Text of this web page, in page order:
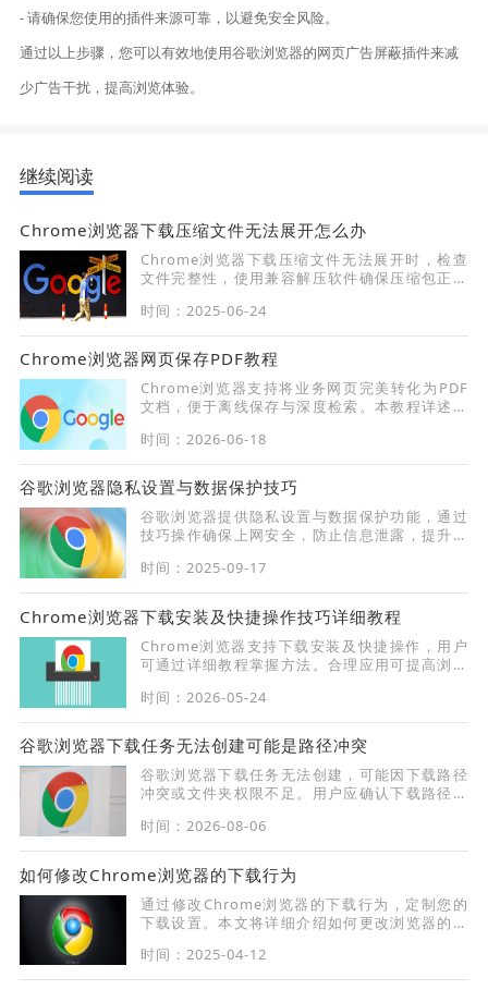
- 请确保您使用的插件来源可靠，以避免安全风险。
通过以上步骤，您可以有效地使用谷歌浏览器的网页广告屏蔽插件来减
少广告干扰，提高浏览体验。
继续阅读
Chrome浏览器下载压缩文件无法展开怎么办
Chrome浏览器下载压缩文件无法展开时，检查
文件完整性，使用兼容解压软件确保压缩包正确
时间：2025-06-24
Chrome浏览器网页保存PDF教程
Chrome浏览器支持将业务网页完美转化为PDF
文档，便于离线保存与深度检索。本教程详述如
资料的本地化高效归档，确保随时可调用。
时间：2026-06-18
谷歌浏览器隐私设置与数据保护技巧
谷歌浏览器提供隐私设置与数据保护功能，通过
技巧操作确保上网安全，防止信息泄露，提升用
时间：2025-09-17
Chrome浏览器下载安装及快捷操作技巧详细教程
Chrome浏览器支持下载安装及快捷操作，用户
可通过详细教程掌握方法。合理应用可提高浏览
时间：2026-05-24
谷歌浏览器下载任务无法创建可能是路径冲突
谷歌浏览器下载任务无法创建，可能因下载路径
冲突或文件夹权限不足。用户应确认下载路径设
权限，以避免路径冲突导致下载任务失败。
时间：2026-08-06
如何修改Chrome浏览器的下载行为
通过修改Chrome浏览器的下载行为，定制您的
下载设置。本文将详细介绍如何更改浏览器的下
时间：2025-04-12